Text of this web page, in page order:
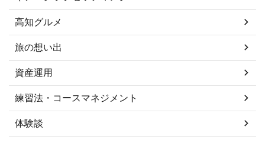
高知グルメ
旅の想い出
資産運用
練習法・コースマネジメント
体験談